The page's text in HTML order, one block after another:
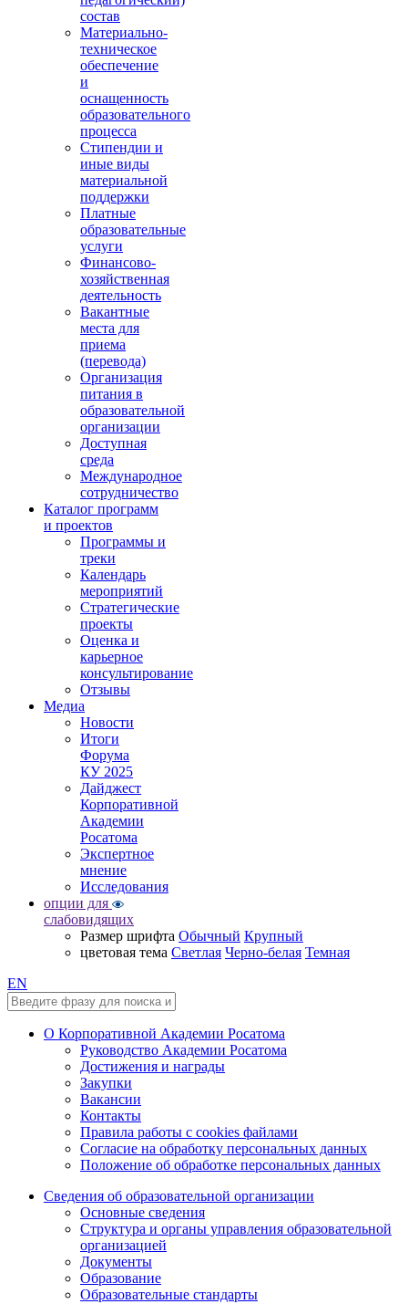
состав
Материально-
техническое
обеспечение
и
оснащенность
образовательного
процесса
Стипендии и
иные виды
материальной
поддержки
Платные
образовательные
услуги
Финансово-
хозяйственная
деятельность
Вакантные
места для
приема
(перевода)
Организация
питания в
образовательной
организации
Доступная
среда
Международное
сотрудничество
Каталог программ
и проектов
Программы и
треки
Календарь
мероприятий
Стратегические
проекты
Оценка и
карьерное
консультирование
Отзывы
Медиа
Новости
Итоги
Форума
КУ 2025
Дайджест
Корпоративной
Академии
Росатома
Экспертное
мнение
Исследования
опции для
слабовидящих
Размер шрифта Обычный Крупный
цветовая тема Светлая Черно-белая Темная
EN
О Корпоративной Академии Росатома
Руководство Академии Росатома
Достижения и награды
Закупки
Вакансии
Контакты
Правила работы с cookies файлами
Согласие на обработку персональных данных
Положение об обработке персональных данных
Сведения об образовательной организации
Основные сведения
Структура и органы управления образовательной
организацией
Документы
Образование
Образовательные стандарты